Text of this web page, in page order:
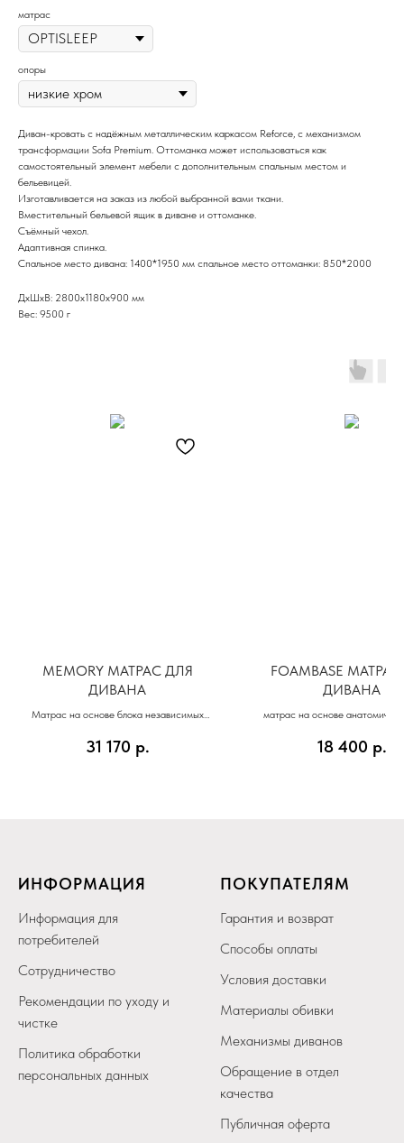
матрас
опоры
Диван-кровать с надёжным металлическим каркасом Reforce, с механизмом
трансформации Sofa Premium. Оттоманка может использоваться как
самостоятельный элемент мебели с дополнительным спальным местом и
бельевицей.
Изготавливается на заказ из любой выбранной вами ткани.
Вместительный бельевой ящик в диване и оттоманке.
Съёмный чехол.
Адаптивная спинка.
Спальное место дивана: 1400*1950 мм спальное место оттоманки: 850*2000
ДxШxВ: 2800x1180x900 мм
Вес: 9500 г
MEMORY МАТРАС ДЛЯ
ДИВАНА
Матрас на основе блока независимых
эффектом памяти MEMORY FOAM
31 170 р.
FOAMBASE
ДИВАНА
матрас на основе
18 400 р.
ИНФОРМАЦИЯ
Информация для
потребителей
Сотрудничество
Рекомендации по уходу и
чистке
Политика обработки
персональных данных
ПОКУПАТЕЛЯМ
Гарантия и возврат
Способы оплаты
Условия доставки
Материалы обивки
Механизмы диванов
Обращение в отдел
качества
Публичная оферта